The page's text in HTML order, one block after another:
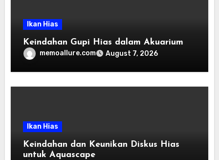
Ikan Hias
Keindahan Gupi Hias dalam Akuarium
memoallure.com August 7, 2026
Ikan Hias
Keindahan dan Keunikan Diskus Hias
untuk Aquascape